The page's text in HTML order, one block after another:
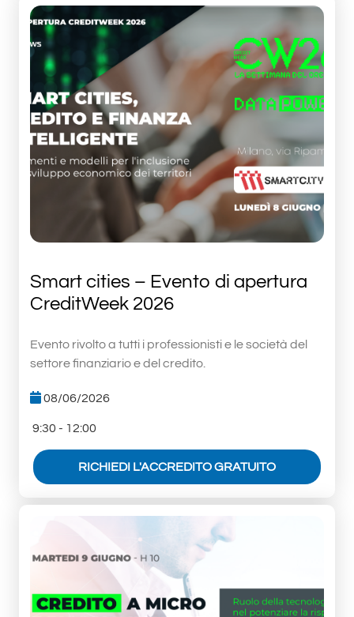
Smart cities – Evento di apertura
CreditWeek 2026
Evento rivolto a tutti i professionisti e le società del
settore finanziario e del credito.
08/06/2026
9:30 - 12:00
RICHIEDI L'ACCREDITO GRATUITO